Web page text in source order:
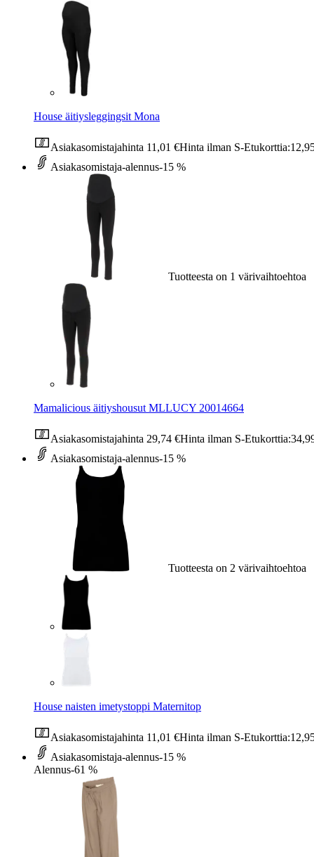
House äitiysleggingsit Mona
Asiakasomistajahinta 11,01 €Hinta ilman S-Etukorttia:
Asiakasomistaja-alennus-15 %
Tuotteesta on 1 värivaihtoehtoa
Mamalicious äitiyshousut MLLUCY 20014664
Asiakasomistajahinta 29,74 €Hinta ilman S-Etukorttia:
Asiakasomistaja-alennus-15 %
Tuotteesta on 2 värivaihtoehtoa
House naisten imetystoppi Maternitop
Asiakasomistajahinta 11,01 €Hinta ilman S-Etukorttia:
Asiakasomistaja-alennus-15 %
Alennus-61 %